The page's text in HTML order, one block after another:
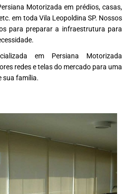
Motorizada em prédios, casas,
em toda Vila Leopoldina SP. Nossos
para preparar a infraestrutura para
em Persiana Motorizada
redes e telas do mercado para uma
sua família.